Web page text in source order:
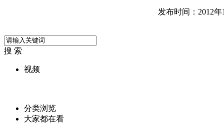
发布时间：2012年
搜 索
视频
分类浏览
大家都在看